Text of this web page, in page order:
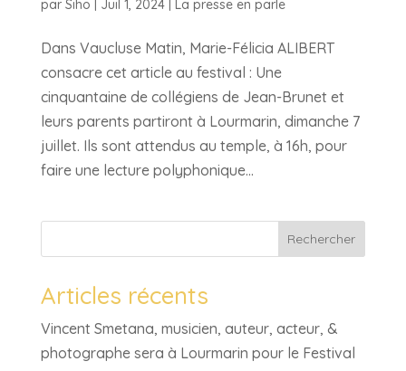
par Siho Juil 1, 2024| La presse en parle
Dans Vaucluse Matin, Marie-Félicia ALIBERT
consacre cet article au festival : Une
cinquantaine de collégiens de Jean-Brunet et
leurs parents partiront à Lourmarin, dimanche 7
juillet. Ils sont attendus au temple, à 16h, pour
faire une lecture polyphonique...
Rechercher
Articles récents
Vincent Smetana, musicien, auteur, acteur, &
photographe sera à Lourmarin pour le Festival